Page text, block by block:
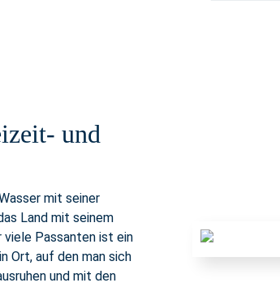
und
mit seiner
Land mit seinem
viele Passanten ist ein
Ort, auf den man sich
und mit den